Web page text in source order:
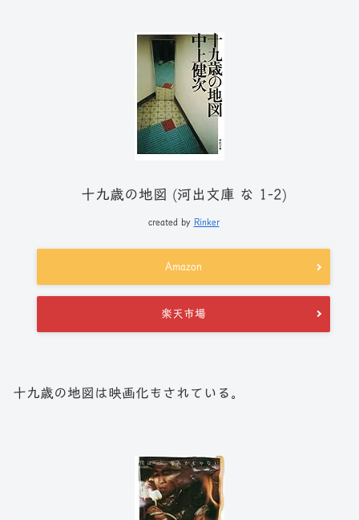
十九歳の地図 (河出文庫 な 1-2)
created by Rinker
Amazon
楽天市場
十九歳の地図は映画化もされている。